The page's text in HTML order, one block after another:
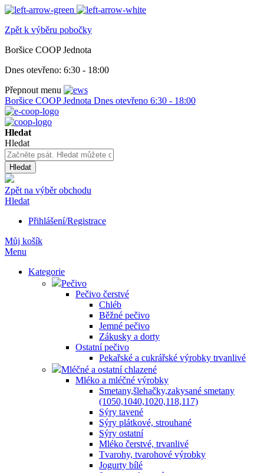
Zpět k výběru pobočky
Boršice COOP Jednota
Dnes otevřeno: 6:30 - 18:00
Přepnout menu
Boršice COOP Jednota Dnes otevřeno 6:30 - 18:00
Hledat
Hledat
Hledat
Zpět na výběr obchodu
Hledat
Přihlášení/Registrace
Můj košík
Menu
Kategorie
Pečivo
Pečivo čerstvé
Chléb
Běžné pečivo
Jemné pečivo
Zákusky a dorty
Ostatní pečivo
Pekařské a cukrářské výrobky trvanlivé
Mléčné a ostatní chlazené
Mléko a mléčné výrobky
Smetany,šlehačky,zakysané smetany
(1050,1040,1020,118,117)
Sýry tavené
Sýry plátkové, strouhané
Sýry ostatní
Mléko čerstvé, trvanlivé
Tvarohy, tvarohové výrobky
Jogurty bílé